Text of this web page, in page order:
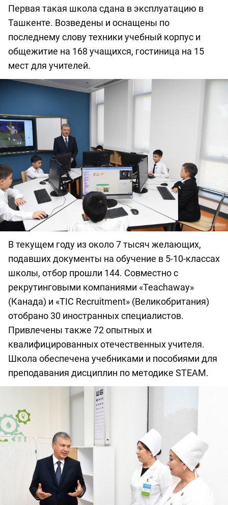
Первая такая школа сдана в эксплуатацию в
Ташкенте. Возведены и оснащены по
последнему слову техники учебный корпус и
общежитие на 168 учащихся, гостиница на 15
мест для учителей.
В текущем году из около 7 тысяч желающих,
подавших документы на обучение в 5-10-классах
школы, отбор прошли 144. Совместно с
рекрутинговыми компаниями «Teachaway»
(Канада) и «TIC Recruitment» (Великобритания)
отобрано 30 иностранных специалистов.
Привлечены также 72 опытных и
квалифицированных отечественных учителя.
Школа обеспечена учебниками и пособиями для
преподавания дисциплин по методике STEAM.